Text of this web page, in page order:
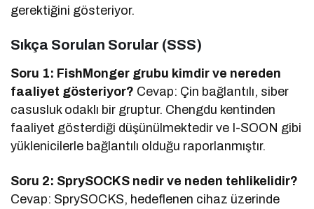
gerektiğini gösteriyor.
Sıkça Sorulan Sorular (SSS)
Soru 1: FishMonger grubu kimdir ve nereden
faaliyet gösteriyor? Cevap: Çin bağlantılı, siber
casusluk odaklı bir gruptur. Chengdu kentinden
faaliyet gösterdiği düşünülmektedir ve I-SOON gibi
yüklenicilerle bağlantılı olduğu raporlanmıştır.
Soru 2: SprySOCKS nedir ve neden tehlikelidir?
Cevap: SprySOCKS, hedeflenen cihaz üzerinde